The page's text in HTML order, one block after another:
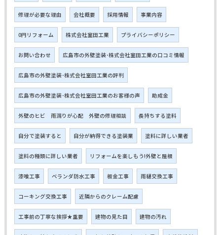
修理が必要な理由 会社概要 採用情報 事業内容
0円リフォーム 株式会社室田工業 プライバシーポリシー
お問い合わせ 広島市の外壁塗装･株式会社室田工業の口コミ情報
広島市の外壁塗装･株式会社室田工業の評判
広島市の外壁塗装･株式会社室田工業のお客様の声 助成金
外壁のヒビ 雨漏りが心配 外壁の修理相談 長持ちする塗料
自分で塗装すると 自分が納得できる塗装業 塗料に詳しい業者
塗料の種類に詳しい業者 リフォームを楽しもう!外壁と屋根
漆喰工事 ベランダ防水工事 板金工事 雨樋交換工事
コーキング交換工事 近隣からのクレーム配慮
工事前の丁寧な挨拶★重要 建物の見た目 建物の汚れ